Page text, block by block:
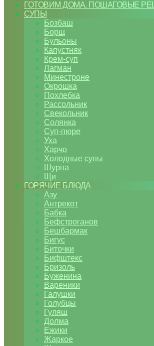
ГОТОВИМ ДОМА. ПОШАГОВЫЕ
СУПЫ
Бозбаш
Борщ
Бульоны
Капустняк
Крем-суп
Лагман
Минестроне
Окрошка
Похлебка
Рассольник
Свекольник
Солянка
Суп-пюре
Уха
Харчо
Холодные супы
Шурпа
Щи
ГОРЯЧИЕ БЛЮДА
Азу
Антрекот
Бабка
Бефстроганов
Бешбармак
Бигус
Биточки
Бифштекс
Бризоль
Буженина
Вареники
Галушки
Голубцы
Гуляш
Долма
Ежики
Жаркое